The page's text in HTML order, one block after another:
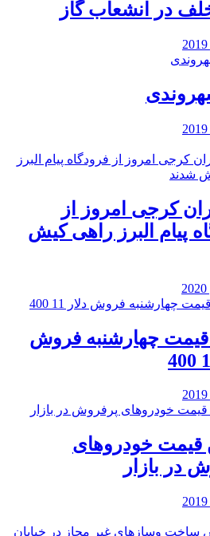
در انشعاب گاز
کرجی امروز از
پیام البرز راهی کیش
قیمت چهارشنبه فروش
قیمت خودرو‌های
در بازار